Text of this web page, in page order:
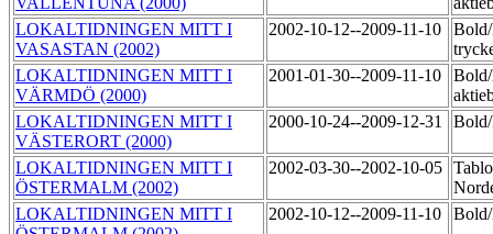
LOKALTIDNINGEN MITT I
VASASTAN (2002)
2002-10-12--2009-11-10
LOKALTIDNINGEN MITT I
VÄRMDÖ (2000)
2001-01-30--2009-11-10
LOKALTIDNINGEN MITT I
VÄSTERORT (2000)
2000-10-24--2009-12-31
LOKALTIDNINGEN MITT I
ÖSTERMALM (2002)
2002-03-30--2002-10-05
LOKALTIDNINGEN MITT I
2002-10-12--2009-11-10